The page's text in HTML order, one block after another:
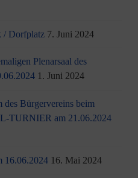
/ Dorfplatz 7. Juni 2024
Plenarsaal des
1. Juni 2024
Bürgervereins beim
am 21.06.2024
16.06.2024 16. Mai 2024